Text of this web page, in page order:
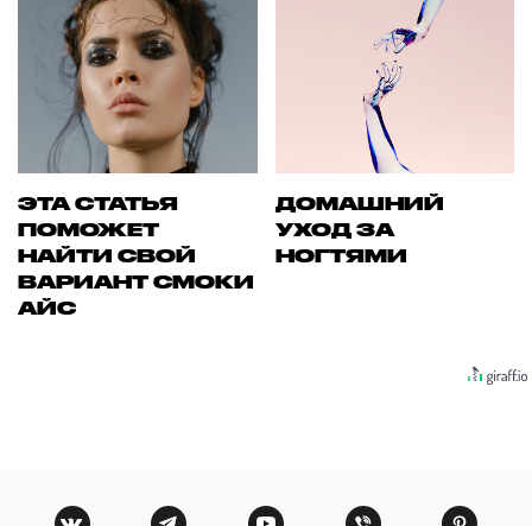
ЭТА СТАТЬЯ
ПОМОЖЕТ
НАЙТИ СВОЙ
ВАРИАНТ СМОКИ
АЙС
ДОМАШНИЙ
УХОД ЗА
НОГТЯМИ